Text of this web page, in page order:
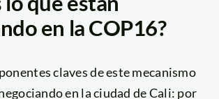
en la COP16?
claves de este mecanismo
en la ciudad de Cali: por